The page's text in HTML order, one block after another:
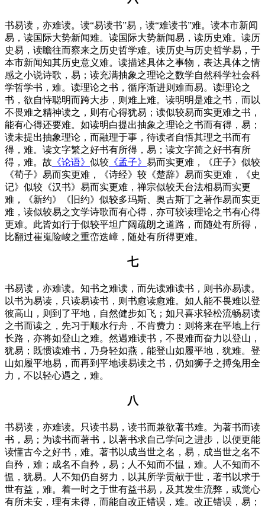
书易读，亦难读。读“易读书”易，读“难读书”难。读本市新闻
易，读国际大势新闻难。读国际大势新闻易，读历史难。读历
史易，读瞻往而察来之历史哲学难。读历史与历史哲学易，于
本市新闻知其历史意义难。读描述具体之事物，表达具体之情
感之小说诗歌，易；读充满抽象之理论之数学自然科学社会科
学哲学书，难。读理论之书，循序渐进则难而易。读理论之
书，欲自恃聪明而跨大步，则难上难。读明明是难之书，而以
不畏难之精神读之，则有心得犹易；读似较易而实更难之书，
能有心得还要难。如读明白提出抽象之理论之书而有得，易；
读未提出抽象理论，而融理于事，待读者自悟其理之书而有
得，难。读文字繁之好书有所得，易；读文字简之好书有所
得，难。故 《论语》 似较 《孟子》 易而实更难，《庄子》似较
《荀子》易而实更难，《诗经》较《楚辞》易而实更难，《史
记》似较《汉书》易而实更难，禅宗似较天台法相易而实更
难，《新约》《旧约》似较多玛斯、奥古斯丁之著作易而实更
难，读似较易之文学诗歌而有心得，亦可较读理论之书有心得
更难。此皆如行于似较平坦广阔疏朗之道路，而随处有所得，
比翻过崔嵬险峻之重峦迭嶂，随处有所得更难。
七
书易读，亦难读。知书之难读，而先读难读书，则书亦易读。
以书为易读，只读易读书，则书愈读愈难。如人能不畏难以登
彼高山，则到了平地，自然健步如飞；如只喜求轻松流畅易读
之书而读之，先习于顺水行舟，不肯费力：则将来在平地上行
长路，亦将如登山之难。然遇难读书，不畏难而奋力以登山，
犹易；既惯读难书，乃身轻如燕，能登山如履平地，犹难。登
山如履平地易，而再到平地读易读之书，仍如狮子之搏兔用全
力，不以轻心遇之，难。
八
书易读，亦难读。只读书易，读书而兼欲著书难。为著书而读
书，易；为读书而著书，以著书求自己学问之进步，以便更能
读懂古今之好书，难。著书以成当世之名，易，成当世之名不
自矜，难；成名不自矜，易；人不知而不愠，难。人不知而不
愠，犹易。人不知仍自努力，以其所学贡献于世，著书以求于
世有益，难。着一时之于世有益书易，及其发生流弊，或觉心
有所未安，理有未得，而能自改正错误，难。改正错误，易；